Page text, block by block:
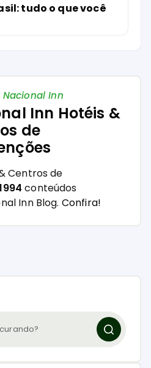
tudo o que você
Nacional Inn
Inn Hotéis &
de
Centros de
conteúdos
Inn Blog. Confira!